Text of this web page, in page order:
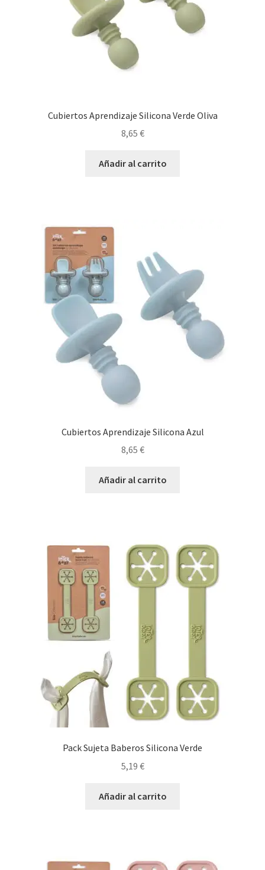
Cubiertos Aprendizaje Silicona Verde Oliva
8,65 €
Añadir al carrito
Cubiertos Aprendizaje Silicona Azul
8,65 €
Añadir al carrito
Pack Sujeta Baberos Silicona Verde
5,19 €
Añadir al carrito